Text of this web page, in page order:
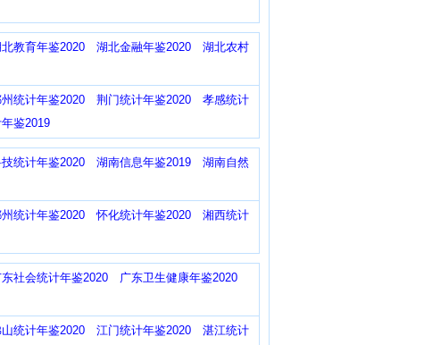
教育年鉴2020 湖北金融年鉴2020
湖北农村
统计年鉴2020 荆门统计年鉴2020
孝感统计
鉴2019
统计年鉴2020 湖南信息年鉴2019
湖南自然
统计年鉴2020 怀化统计年鉴2020
湘西统计
东社会统计年鉴2020
广东卫生健康年鉴2020
统计年鉴2020 江门统计年鉴2020
湛江统计